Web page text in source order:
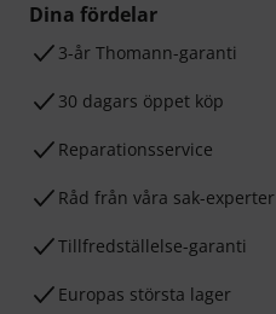
Dina fördelar
3-år Thomann-garanti
30 dagars öppet köp
Reparationsservice
Råd från våra sak-experter
Tillfredställelse-garanti
Europas största lager